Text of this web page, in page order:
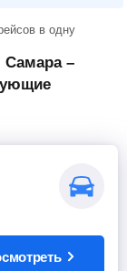
в одну
Самара –